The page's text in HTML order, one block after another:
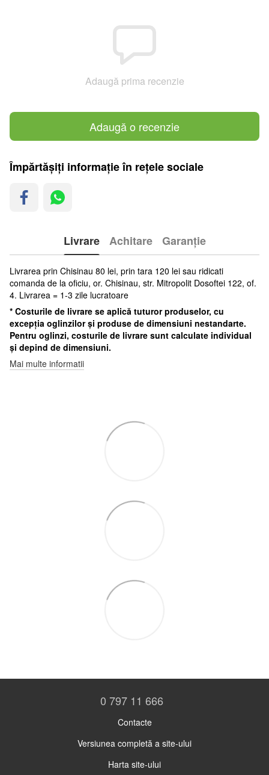
Adaugă prima recenzie
Adaugă o recenzie
Împărtășiți informație în rețele sociale
Livrare Achitare Garanție
Livrarea prin Chisinau 80 lei, prin tara 120 lei sau ridicati
comanda de la oficiu, or. Chisinau, str. Mitropolit Dosoftei 122, of.
4. Livrarea = 1-3 zile lucratoare
* Costurile de livrare se aplică tuturor produselor, cu
excepția oglinzilor și produse de dimensiuni nestandarte.
Pentru oglinzi, costurile de livrare sunt calculate individual
și depind de dimensiuni.
Mai multe informatii
0 797 11 666
Contacte
Versiunea completă a site-ului
Harta site-ului